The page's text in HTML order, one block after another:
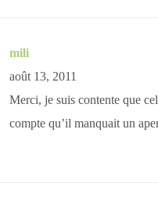
mili
août 13, 2011
Merci, je suis contente que
compte qu’il manquait un